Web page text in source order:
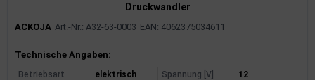
Druckwandler
ACKOJA Art.-Nr.: A32-63-0003 EAN: 4062375034611
Produktinformationen
Technische Angaben:
Betriebsart elektrisch Spannung [V]
12